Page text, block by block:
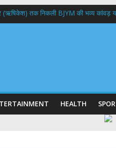
(ऋषिकेश) तक निकली BJYM की भव्य कांवड़
PWD के EE, AE और JE निलंबित,
HEALTH